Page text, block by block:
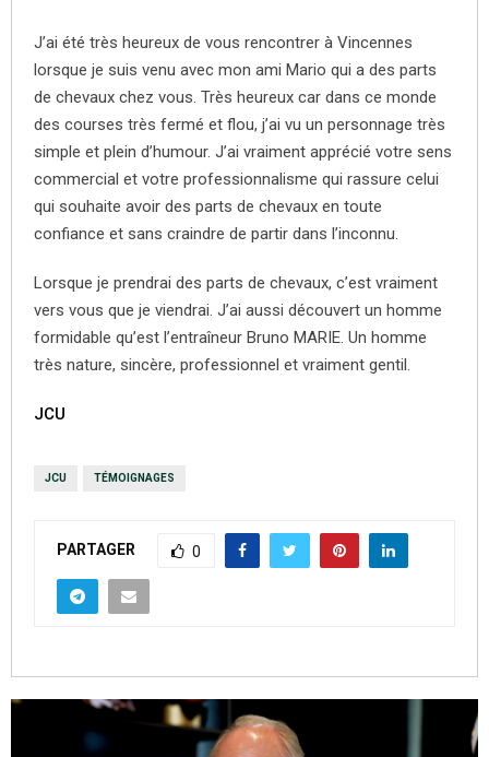
J’ai été très heureux de vous rencontrer à Vincennes
lorsque je suis venu avec mon ami Mario qui a des parts
de chevaux chez vous. Très heureux car dans ce monde
des courses très fermé et flou, j’ai vu un personnage très
simple et plein d’humour. J’ai vraiment apprécié votre sens
commercial et votre professionnalisme qui rassure celui
qui souhaite avoir des parts de chevaux en toute
confiance et sans craindre de partir dans l’inconnu.
Lorsque je prendrai des parts de chevaux, c’est vraiment
vers vous que je viendrai. J’ai aussi découvert un homme
formidable qu’est l’entraîneur Bruno MARIE. Un homme
très nature, sincère, professionnel et vraiment gentil.
JCU
JCU TÉMOIGNAGES
PARTAGER 0